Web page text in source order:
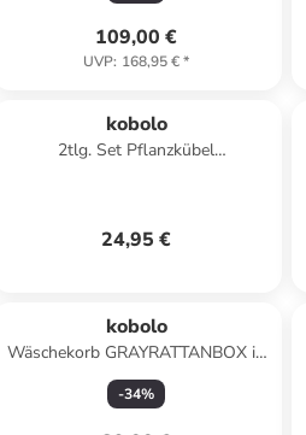
109,00 €
UVP: 168,95 €*
kobolo
2tlg. Set Pflanzkübel
24,95 €
kobolo
Wäschekorb GRAYRATTANBOX in
Grau
-34%